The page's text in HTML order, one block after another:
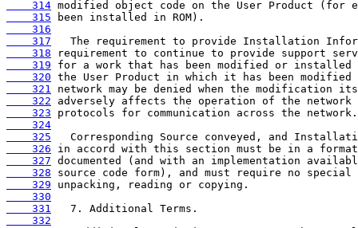
    314
    315
    316
    317
    318
    319
    320
    321
    322
    323
    324
    325
    326
    327
    328
    329
    330
    331
    332